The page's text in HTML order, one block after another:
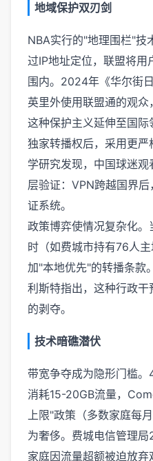
地域保护双刃剑
NBA实行的"地理围栏"技
过IP地址定位，联盟将
围内。2024年《华尔街
英里外使用联盟通的观众
这种保护主义延伸至国
独家转播权后，采用更
学研究发现，中国球迷
层验证：VPN跨越国界
证系统。
政策博弈使情况复杂化
时（如费城市持有76人
加"本地优先"的转播条款
利斯特指出，这种行政
的剥夺。
技术暗礁潜伏
带宽争夺成为隐形门槛
消耗15-20GB流量，
上限"政策（多数家庭每
为奢侈。费城电信管理
家庭因流量超额被迫放弃